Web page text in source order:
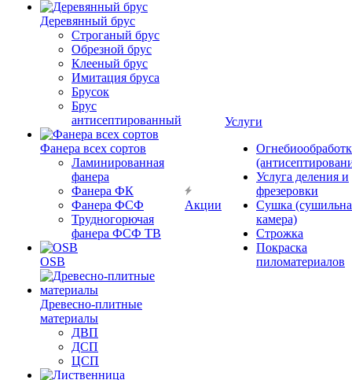
Деревянный брус
Строганый брус
Обрезной брус
Клееный брус
Имитация бруса
Брусок
Брус
антисептированный
Фанера всех сортов
Ламинированная
фанера
Фанера ФК
Фанера ФСФ
Трудногорючая
фанера ФСФ ТВ
OSB
Древесно-плитные
материалы
ДВП
ДСП
ЦСП
Акции
Услуги
Услуга деления и
фрезеровки
Сушка
камера)
Строжка
Покраска
пиломатериалов